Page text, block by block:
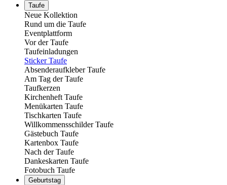
Taufe
Neue Kollektion
Rund um die Taufe
Eventplattform
Vor der Taufe
Taufeinladungen
Sticker Taufe
Absenderaufkleber Taufe
Am Tag der Taufe
Taufkerzen
Kirchenheft Taufe
Menükarten Taufe
Tischkarten Taufe
Willkommensschilder Taufe
Gästebuch Taufe
Kartenbox Taufe
Nach der Taufe
Dankeskarten Taufe
Fotobuch Taufe
Geburtstag